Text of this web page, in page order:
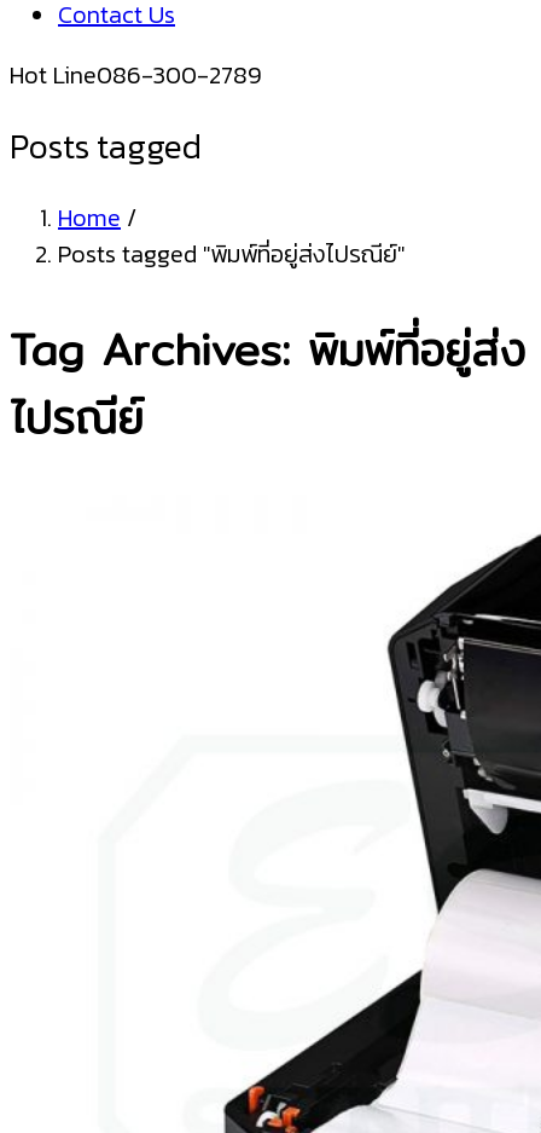
Contact Us
Hot Line086-300-2789
Posts tagged
Home /
Posts tagged "พิมพ์ที่อยู่ส่งไปรณีย์"
Tag Archives: พิมพ์ที่อยู่ส่ง
ไปรณีย์